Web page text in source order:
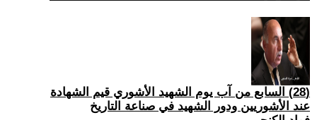
(28) السابع من آب يوم الشهيد الأشوري قيم الشهادة
عند الأشوريين ودور الشهيد في صناعة التاريخ